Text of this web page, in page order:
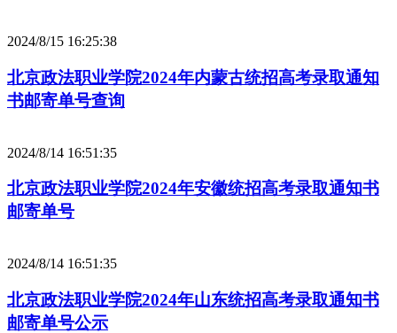
2024/8/15 16:25:38
北京政法职业学院2024年内蒙古统招高考录取通知
书邮寄单号查询
2024/8/14 16:51:35
北京政法职业学院2024年安徽统招高考录取通知书
邮寄单号
2024/8/14 16:51:35
北京政法职业学院2024年山东统招高考录取通知书
邮寄单号公示